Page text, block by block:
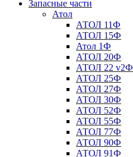
Запасные части
Атол
АТОЛ 11Ф
АТОЛ 15Ф
Атол 1Ф
АТОЛ 20Ф
АТОЛ 22 v2Ф
АТОЛ 25Ф
АТОЛ 27Ф
АТОЛ 30Ф
АТОЛ 52Ф
АТОЛ 55Ф
АТОЛ 77Ф
АТОЛ 90Ф
АТОЛ 91Ф